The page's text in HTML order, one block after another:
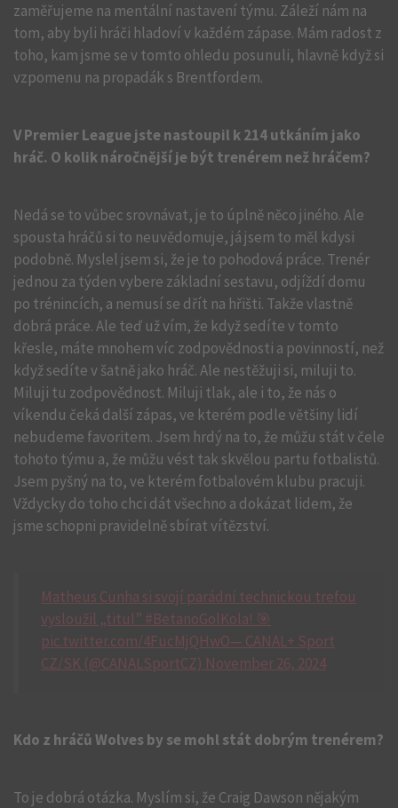
zaměřujeme na mentální nastavení týmu. Záleží nám na
tom, aby byli hráči hladoví v každém zápase. Mám radost z
toho, kam jsme se v tomto ohledu posunuli, hlavně když si
vzpomenu na propadák s Brentfordem.
V Premier League jste nastoupil k 214 utkáním jako
hráč. O kolik náročnější je být trenérem než hráčem?
Nedá se to vůbec srovnávat, je to úplně něco jiného. Ale
spousta hráčů si to neuvědomuje, já jsem to měl kdysi
podobně. Myslel jsem si, že je to pohodová práce. Trenér
jednou za týden vybere základní sestavu, odjíždí domu
po trénincích, a nemusí se dřít na hřišti. Takže vlastně
dobrá práce. Ale teď už vím, že když sedíte v tomto
křesle, máte mnohem víc zodpovědnosti a povinností, než
když sedíte v šatně jako hráč. Ale nestěžuji si, miluji to.
Miluji tu zodpovědnost. Miluji tlak, ale i to, že nás o
víkendu čeká další zápas, ve kterém podle většiny lidí
nebudeme favoritem. Jsem hrdý na to, že můžu stát v čele
tohoto týmu a, že můžu vést tak skvělou partu fotbalistů.
Jsem pyšný na to, ve kterém fotbalovém klubu pracuji.
Vždycky do toho chci dát všechno a dokázat lidem, že
jsme schopni pravidelně sbírat vítězství.
Matheus Cunha si svojí parádní technickou trefou
vysloužil „titul” #BetanoGolKola! 🎯
pic.twitter.com/4FucMjQHwO— CANAL+ Sport
CZ/SK (@CANALSportCZ) November 26, 2024
Kdo z hráčů Wolves by se mohl stát dobrým trenérem?
To je dobrá otázka. Myslím si, že Craig Dawson nějakým